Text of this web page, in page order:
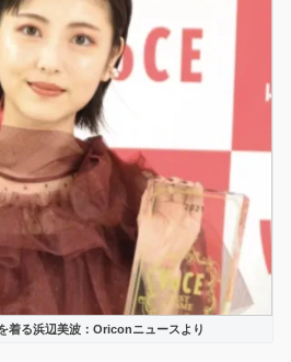
着る浜辺美波：Oriconニュースより